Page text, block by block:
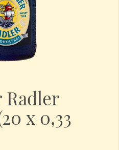
Radler
x 0,33